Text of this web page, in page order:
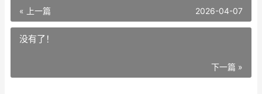
« 上一篇 2026-04-07
没有了！
下一篇 »